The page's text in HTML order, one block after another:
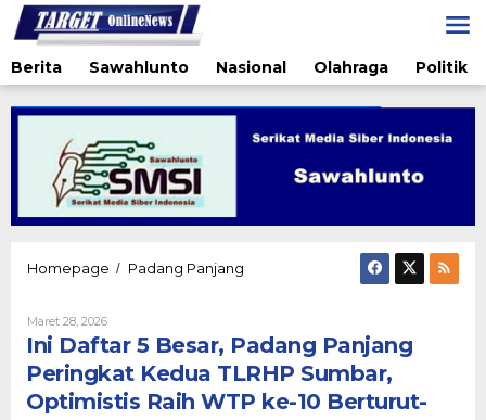
Lewati
ke
konten
Berita
Sawahlunto Nasional Olahraga Politik
Homepage / Padang Panjang
Padang
Panjang
Peringkat
Kedua
Maret 28, 2026Oleh
Admin@targetonlinenews.com
Ini Daftar 5 Besar, Padang Panjang
Peringkat Kedua TLRHP Sumbar,
Optimistis Raih WTP ke-10 Berturut-